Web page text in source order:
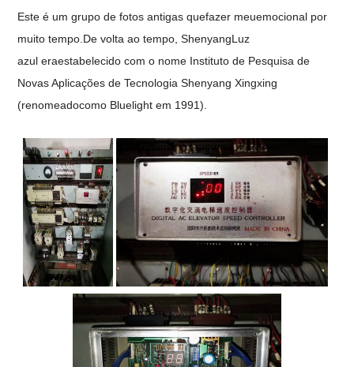
Este é um grupo de fotos antigas quefazer meuemocional por
muito tempo. De volta ao tempo, ShenyangLuz
azul eraestabelecido com o nome Instituto de Pesquisa de
Novas Aplicações de Tecnologia Shenyang Xingxing
(renomeadocomo Bluelight em 1991).